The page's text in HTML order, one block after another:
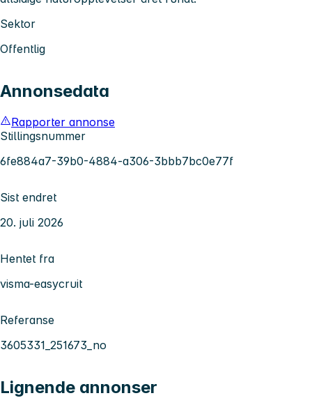
Sektor
Offentlig
Annonsedata
Rapporter annonse
Stillingsnummer
6fe884a7-39b0-4884-a306-3bbb7bc0e77f
Sist endret
20. juli 2026
Hentet fra
visma-easycruit
Referanse
3605331_251673_no
Lignende annonser